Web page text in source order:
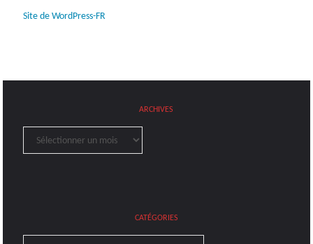
Site de WordPress-FR
ARCHIVES
Archives
CATÉGORIES